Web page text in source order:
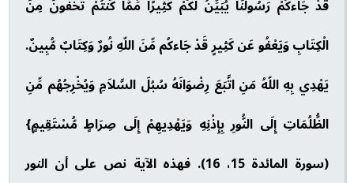
قَدْ جَاءكُمْ رَسُولُنَا يُبَيِّنُ لَكُمْ كَثِيرًا مِّمَّا كُنتُمْ تُخْفُونَ مِنَ
الْكِتَابِ وَيَعْفُو عَن كَثِيرٍ قَدْ جَاءكُم مِّنَ اللّهِ نُورٌ وَكِتَابٌ مُّبِينٌ.
يَهْدِي بِهِ اللّهُ مَنِ اتَّبَعَ رِضْوَانَهُ سُبُلَ السَّلاَمِ وَيُخْرِجُهُم مِّنِ
الظُّلُمَاتِ إِلَى النُّورِ بِإِذْنِهِ وَيَهْدِيهِمْ إِلَى صِرَاطٍ مُّسْتَقِيمٍ}
(سورة المائدة 15، 16). فهذه الآية نص على أن النور